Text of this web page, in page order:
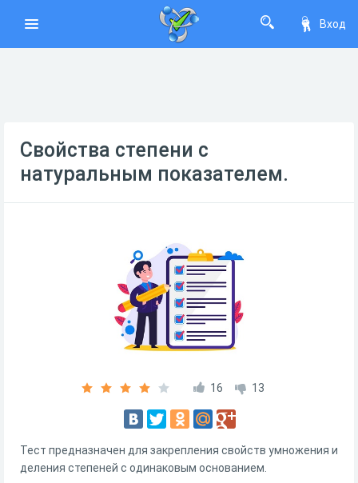
Вход
Свойства степени с
натуральным показателем.
16 13
Тест предназначен для закрепления свойств умножения и
деления степеней с одинаковым основанием.